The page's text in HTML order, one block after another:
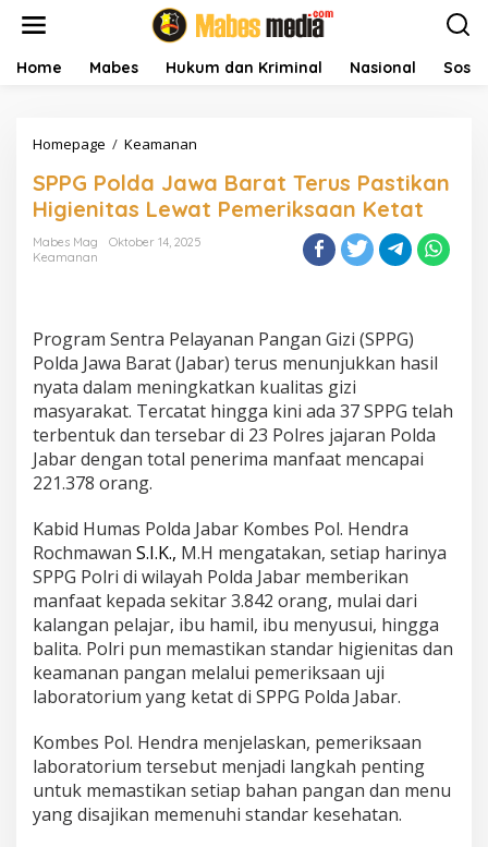
Home Mabes Hukum dan Kriminal Nasional
Homepage / Keamanan
P
G
P
o
a
w
a
B
a
r
a
r
u
s
P
s
t
i
k
H
i
g
i
SPPG Polda Jawa Barat Terus Pastikan
Higienitas Lewat Pemeriksaan Ketat
Mabes Mag
Oktober 14, 2025
Keamanan
Program Sentra Pelayanan Pangan Gizi (SPPG)
Polda Jawa Barat (Jabar) terus menunjukkan hasil
nyata dalam meningkatkan kualitas gizi
masyarakat. Tercatat hingga kini ada 37 SPPG telah
terbentuk dan tersebar di 23 Polres jajaran Polda
Jabar dengan total penerima manfaat mencapai
221.378 orang.
Kabid Humas Polda Jabar Kombes Pol. Hendra
Rochmawan S.I.K., M.H mengatakan, setiap harinya
SPPG Polri di wilayah Polda Jabar memberikan
manfaat kepada sekitar 3.842 orang, mulai dari
kalangan pelajar, ibu hamil, ibu menyusui, hingga
balita. Polri pun memastikan standar higienitas dan
keamanan pangan melalui pemeriksaan uji
laboratorium yang ketat di SPPG Polda Jabar.
Kombes Pol. Hendra menjelaskan, pemeriksaan
laboratorium tersebut menjadi langkah penting
untuk memastikan setiap bahan pangan dan menu
yang disajikan memenuhi standar kesehatan.